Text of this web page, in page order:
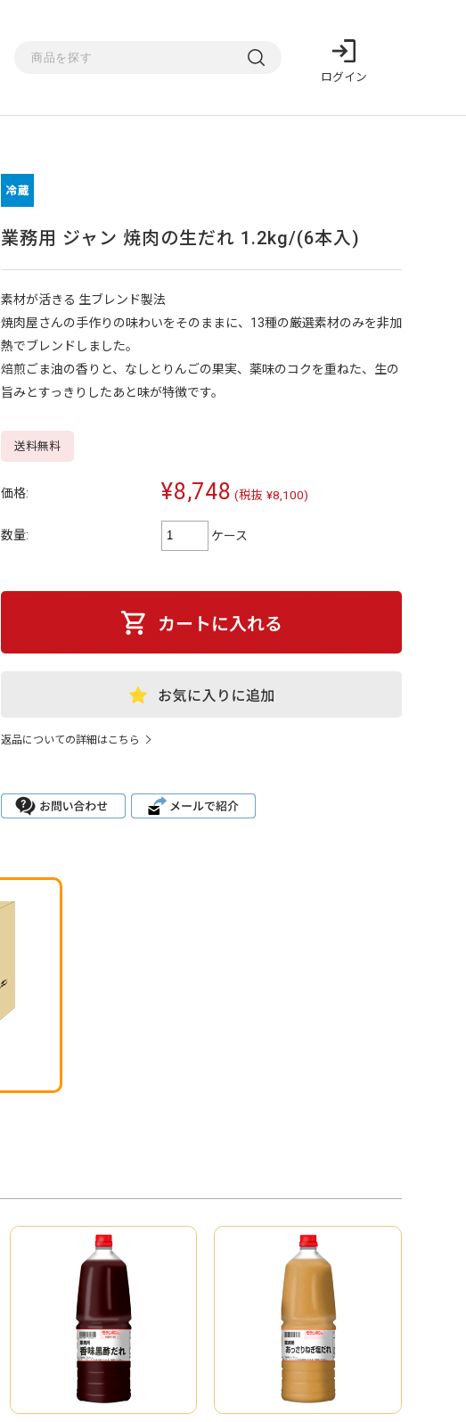
ログイン
業務用 ジャン 焼肉の生だれ 1.2kg/(6本入)
素材が活きる 生ブレンド製法
焼肉屋さんの手作りの味わいをそのままに、13種の厳選素材のみを非加
熱でブレンドしました。
焙煎ごま油の香りと、なしとりんごの果実、薬味のコクを重ねた、生の
旨みとすっきりしたあと味が特徴です。
送料無料
価格: ¥8,748 (税抜 ¥8,100)
数量: ケース
返品についての詳細はこちら